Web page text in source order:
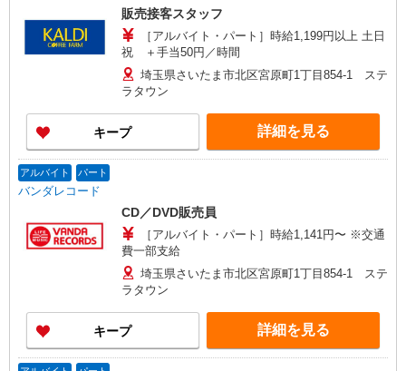
販売接客スタッフ
［アルバイト・パート］時給1,199円以上 土日
祝 ＋手当50円／時間
埼玉県さいたま市北区宮原町1丁目854-1 ステ
ラタウン
キープ 詳細を見る
アルバイト パート
バンダレコード
CD／DVD販売員
［アルバイト・パート］時給1,141円〜 ※交通
費一部支給
埼玉県さいたま市北区宮原町1丁目854-1 ステ
ラタウン
キープ 詳細を見る